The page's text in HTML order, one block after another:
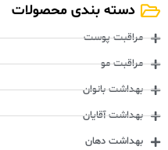
دسته بندی محصولات
مراقبت پوست
مراقبت مو
بهداشت بانوان
بهداشت آقایان
بهداشت دهان